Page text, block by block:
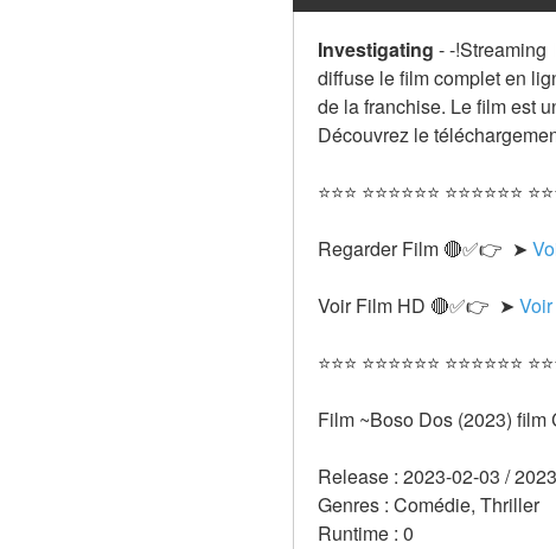
Investigating --!Streaming
diffuse le film complet en
de la franchise. Le film est
Découvrez le
⭐⭐⭐ ⭐⭐⭐⭐⭐⭐ ⭐⭐⭐⭐⭐⭐
Regarder Film 🔴✅👉  ➤
Voir Film HD 🔴✅👉  ➤
⭐⭐⭐ ⭐⭐⭐⭐⭐⭐ ⭐⭐⭐⭐⭐⭐
Film ~Boso Dos (2023)
Release : 2023-02-03 / 2023
Genres : Comédie, Thriller
Runtime : 0